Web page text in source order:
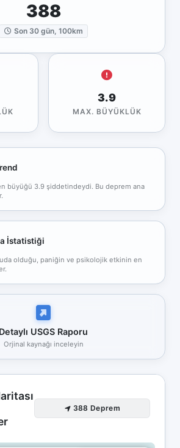
388
Son 30 gün, 100km
3.9
MAX. BÜYÜKLÜK
büyüğü 3.9 şiddetindeydi. Bu deprem ana
İstatistiği
olduğu, paniğin ve psikolojik etkinin en
Detaylı USGS Raporu
Orjinal kaynağı inceleyin
388 Deprem